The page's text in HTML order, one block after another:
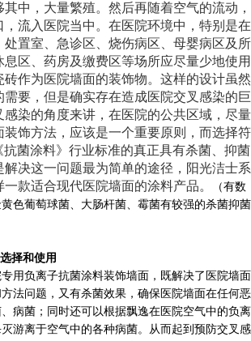
中，大量繁殖。然后再随着空气的流动，
流入医院当中。在医院环境中，特别是在
处置室、急诊区、烧伤病区、母婴病区及所
区、药房及缴费区等场所应尽量少地使用
砖作为医院墙面的装饰物。这样的设计虽然
要，但是确实存在造成医院交叉感染的巨
感染的角度来讲，在医院的公共区域，尽量
装饰方法，应该是一个重要原则，而选择符
抗菌涂料》行业标准的真正具有杀菌、抑菌
决这一问题最为简单的途径，阳光洁士系
款适合现代医院墙面的涂料产品。
（有数
色葡萄球菌、大肠杆菌、霉菌有较强的杀菌抑菌
择和使用
用负离子抗菌涂料装饰墙面，既解决了医院墙面
法问题，又有杀菌效果，确保医院墙面在任何恶
病菌；同时还可以根据飘逸在医院空气中的负离
游离于空气中的各种病菌。从而起到预防交叉感